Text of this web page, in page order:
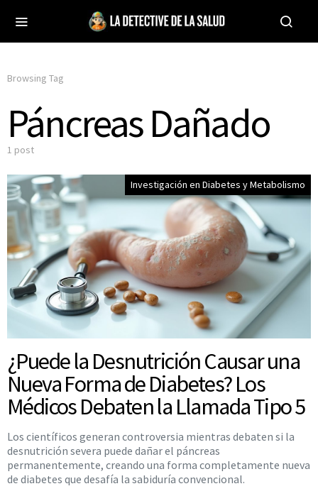
Browsing Tag
Páncreas Dañado
1 post
Investigación en Diabetes y Metabolismo
¿Puede la Desnutrición Causar una
Nueva Forma de Diabetes? Los
Médicos Debaten la Llamada Tipo 5
Los científicos generan controversia mientras debaten si la
desnutrición severa puede dañar el páncreas
permanentemente, creando una forma completamente nueva
de diabetes que desafía la sabiduría convencional.